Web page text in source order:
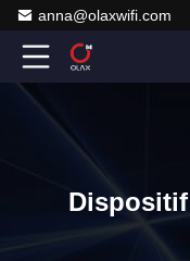
anna@olaxwifi.com